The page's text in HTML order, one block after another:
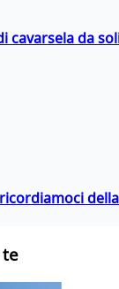
cavarsela da